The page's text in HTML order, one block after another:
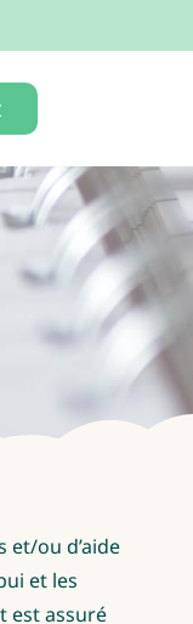
et/ou d’aide
et les
est assuré